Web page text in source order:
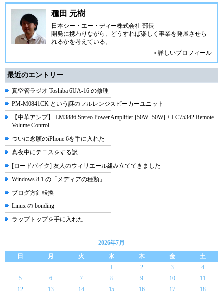
種田 元樹
日本シー・エー・ディー株式会社 部長
開発に携わりながら、どうすれば楽しく事業を発展させら
れるかを考えている。
» 詳しいプロフィール
最近のエントリー
真空管ラジオ Toshiba 6UA-16 の修理
PM-M0841CK という謎のフルレンジスピーカーユニット
【中華アンプ】 LM3886 Stereo Power Amplifier [50W+50W] + LC75342 Remote
Volume Control
ついに念願のiPhone 6を手に入れた
真夜中にテニスをする訳
[ロードバイク] 友人のウィリエール組み立ててきました
Windows 8.1 の「メディアの種類」
ブログ方針転換
Linux の bonding
ラップトップを手に入れた
2026年7月
日
月 火 水 木 金
土
1
2 3
4
5
6 7 8 9 10
11
12
13 14 15 16 17
18